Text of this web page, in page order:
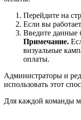
Перейдите на
Если вы
Введите данные
Примечание.
визуальные
оплаты.
Администраторы и
использовать этот
Для каждой команды